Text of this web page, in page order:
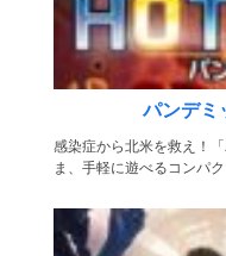
パンデミ
感染症から北米を救え！
ま、手軽に遊べるコンパク